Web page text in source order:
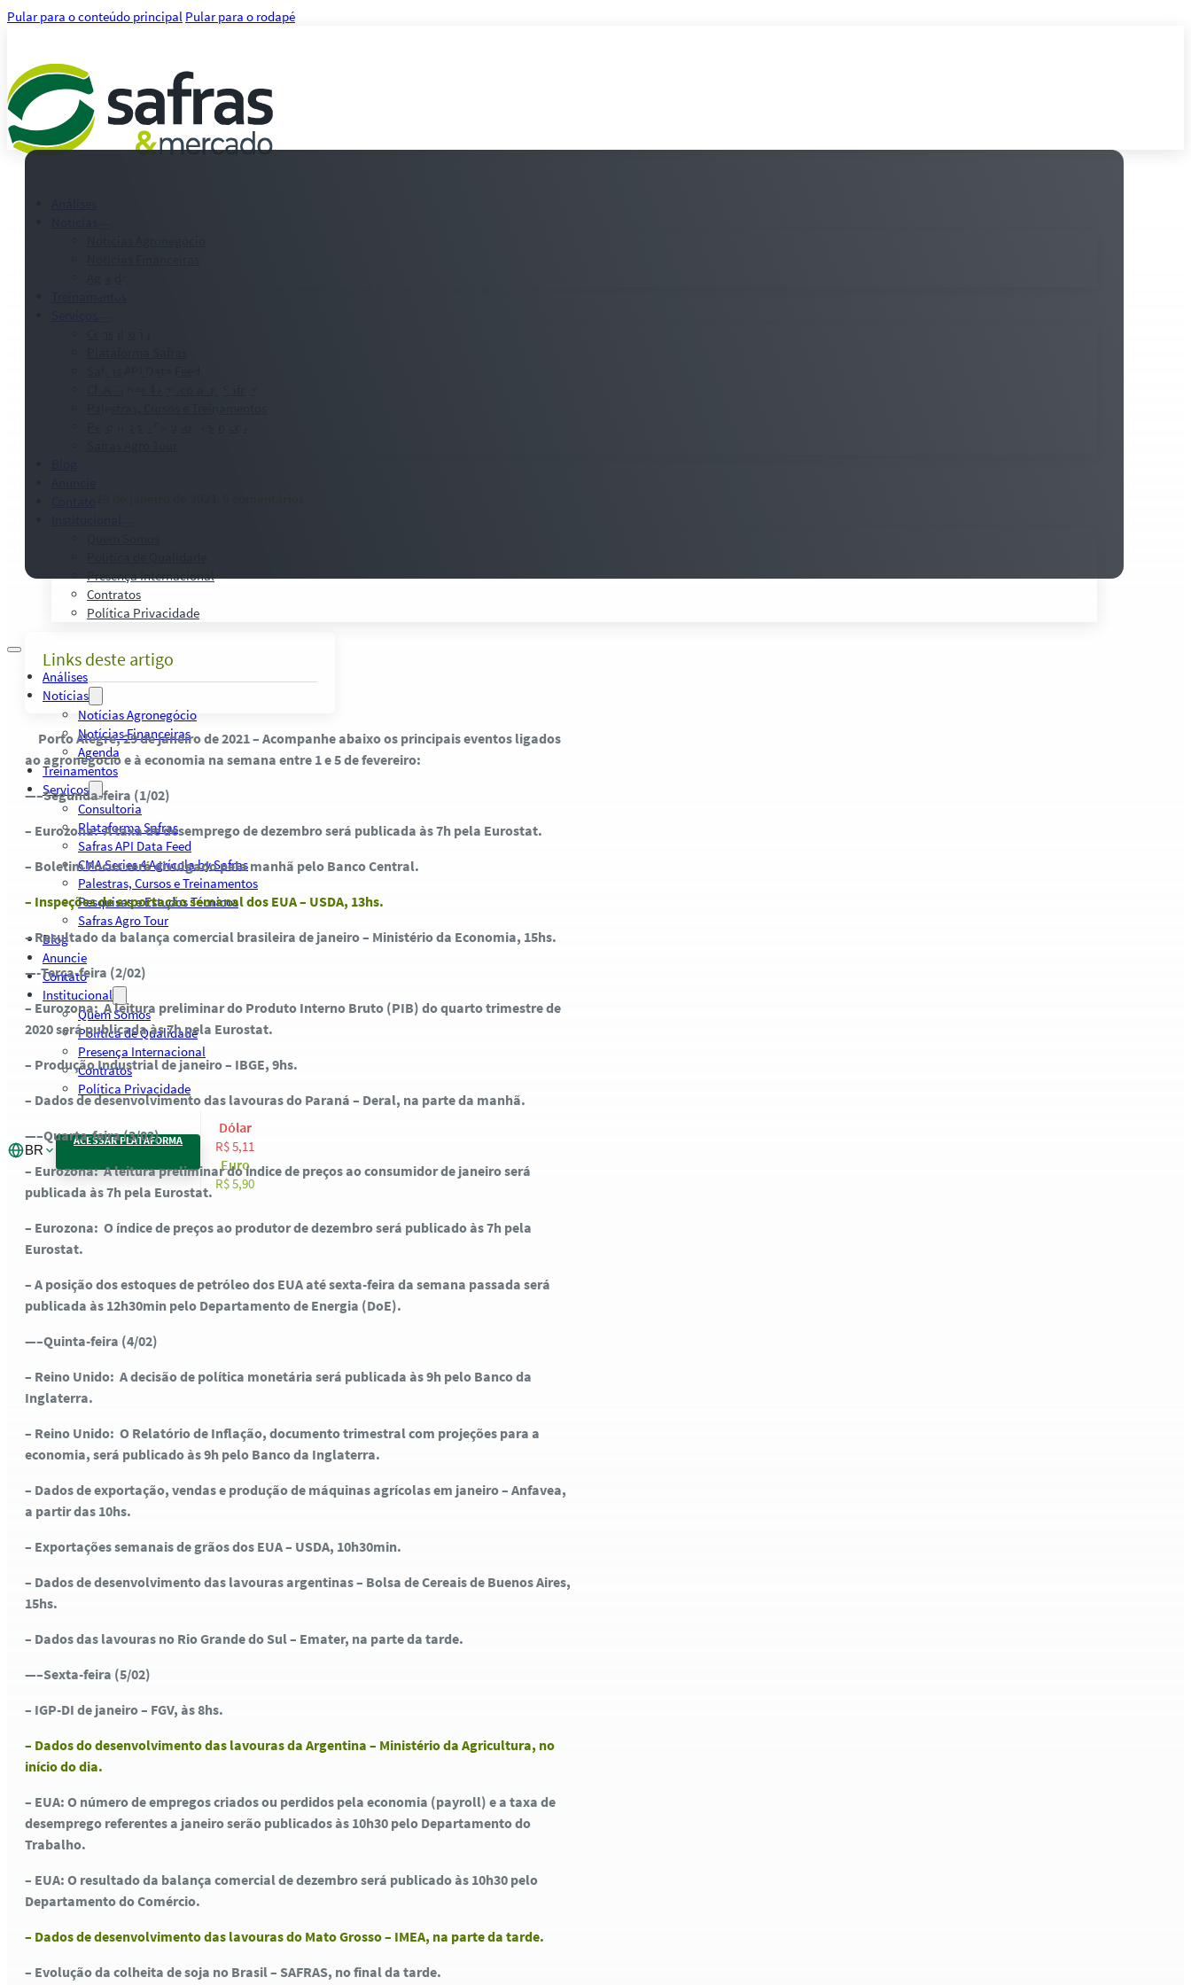
Pular para o conteúdo principal Pular para o rodapé
Presença Internacional
Contratos
Política Privacidade
Análises
Notícias
Notícias Agronegócio
Notícias Financeiras
Agenda
Treinamentos
Serviços
Consultoria
Plataforma Safras
Safras API Data Feed
CMA Series 4 Agrícola by Safras
Palestras, Cursos e Treinamentos
Pesquisas e Estudos Técnicos
Safras Agro Tour
Blog
Anuncie
Contato
Institucional
Quem Somos
Política de Qualidade
Presença Internacional
Contratos
Política Privacidade
BR
ACESSAR PLATAFORMA
Dólar
R$ 5,11
Euro
R$ 5,90
Links deste artigo
Porto Alegre, 29 de janeiro de 2021 – Acompanhe abaixo os principais eventos ligados
ao agronegócio e à economia na semana entre 1 e 5 de fevereiro:
—–Segunda-feira (1/02)
– Eurozona: A taxa de desemprego de dezembro será publicada às 7h pela Eurostat.
– Boletim Focus será divulgado pela manhã pelo Banco Central.
– Inspeções de exportação semanal dos EUA – USDA, 13hs.
– Resultado da balança comercial brasileira de janeiro – Ministério da Economia, 15hs.
—-Terça-feira (2/02)
– Eurozona: A leitura preliminar do Produto Interno Bruto (PIB) do quarto trimestre de
2020 será publicada às 7h pela Eurostat.
– Produção Industrial de janeiro – IBGE, 9hs.
– Dados de desenvolvimento das lavouras do Paraná – Deral, na parte da manhã.
—–Quarta-feira (3/02)
– Eurozona: A leitura preliminar do índice de preços ao consumidor de janeiro será
publicada às 7h pela Eurostat.
– Eurozona: O índice de preços ao produtor de dezembro será publicado às 7h pela
Eurostat.
– A posição dos estoques de petróleo dos EUA até sexta-feira da semana passada será
publicada às 12h30min pelo Departamento de Energia (DoE).
—–Quinta-feira (4/02)
– Reino Unido: A decisão de política monetária será publicada às 9h pelo Banco da
Inglaterra.
– Reino Unido: O Relatório de Inflação, documento trimestral com projeções para a
economia, será publicado às 9h pelo Banco da Inglaterra.
– Dados de exportação, vendas e produção de máquinas agrícolas em janeiro – Anfavea,
a partir das 10hs.
– Exportações semanais de grãos dos EUA – USDA, 10h30min.
– Dados de desenvolvimento das lavouras argentinas – Bolsa de Cereais de Buenos Aires,
15hs.
– Dados das lavouras no Rio Grande do Sul – Emater, na parte da tarde.
—–Sexta-feira (5/02)
– IGP-DI de janeiro – FGV, às 8hs.
– Dados do desenvolvimento das lavouras da Argentina – Ministério da Agricultura, no
início do dia.
– EUA: O número de empregos criados ou perdidos pela economia (payroll) e a taxa de
desemprego referentes a janeiro serão publicados às 10h30 pelo Departamento do
Trabalho.
– EUA: O resultado da balança comercial de dezembro será publicado às 10h30 pelo
Departamento do Comércio.
– Dados de desenvolvimento das lavouras do Mato Grosso – IMEA, na parte da tarde.
– Evolução da colheita de soja no Brasil – SAFRAS, no final da tarde.